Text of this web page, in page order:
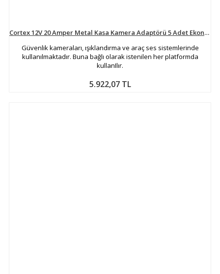
Cortex 12V 20 Amper Metal Kasa Kamera Adaptörü 5 Adet Ekonomik Paket
Güvenlik kameraları, ışıklandırma ve araç ses sistemlerinde
kullanılmaktadır. Buna bağlı olarak istenilen her platformda
kullanIlır.
5.922,07 TL